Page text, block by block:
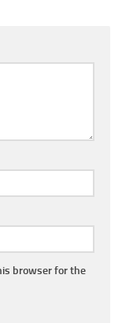
browser for the